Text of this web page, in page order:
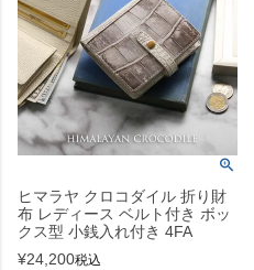
ヒマラヤ クロコダイル 折り財
布 レディース ベルト付き ボッ
クス型 小銭入れ付き 4FA
¥24,200税込